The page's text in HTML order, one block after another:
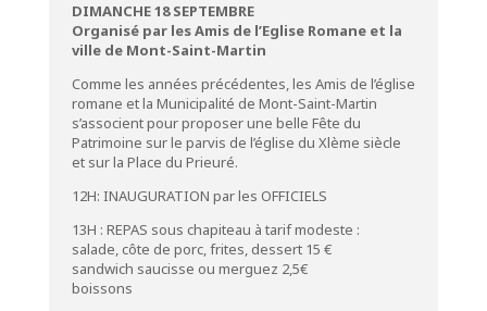
DIMANCHE 18 SEPTEMBRE
Organisé par les Amis de l’Eglise Romane et la
ville de Mont-Saint-Martin
Comme les années précédentes, les Amis de l’église
romane et la Municipalité de Mont-Saint-Martin
s’associent pour proposer une belle Fête du
Patrimoine sur le parvis de l’église du Xlème siècle
et sur la Place du Prieuré.
12H: INAUGURATION par les OFFICIELS
13H : REPAS sous chapiteau à tarif modeste :
salade, côte de porc, frites, dessert 15 €
sandwich saucisse ou merguez 2,5€
boissons